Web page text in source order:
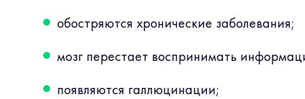
обостряются хронические заболевания;
мозг перестает воспринимать
появляются галлюцинации;